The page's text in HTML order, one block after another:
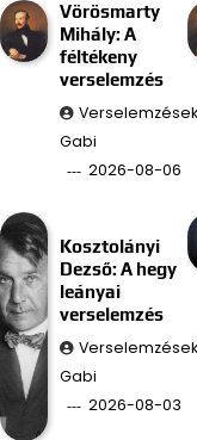
Vörösmarty
Mihály: A
féltékeny
verselemzés
Verselemzések
Gabi
2026-08-06
Kosztolányi
Dezső: A hegy
leányai
verselemzés
Verselemzések
Gabi
2026-08-03